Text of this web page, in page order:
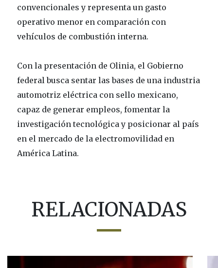
convencionales y representa un gasto
operativo menor en comparación con
vehículos de combustión interna.
Con la presentación de Olinia, el Gobierno
federal busca sentar las bases de una industria
automotriz eléctrica con sello mexicano,
capaz de generar empleos, fomentar la
investigación tecnológica y posicionar al país
en el mercado de la electromovilidad en
América Latina.
RELACIONADAS